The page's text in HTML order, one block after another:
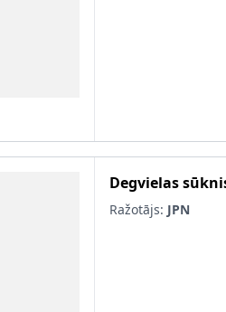
Degvielas
Ražotājs: JPN